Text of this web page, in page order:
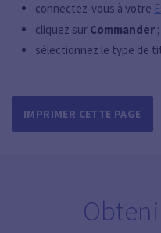
connectez-vous à votre
cliquez sur Commander ;
sélectionnez le type de
IMPRIMER CETTE PAGE